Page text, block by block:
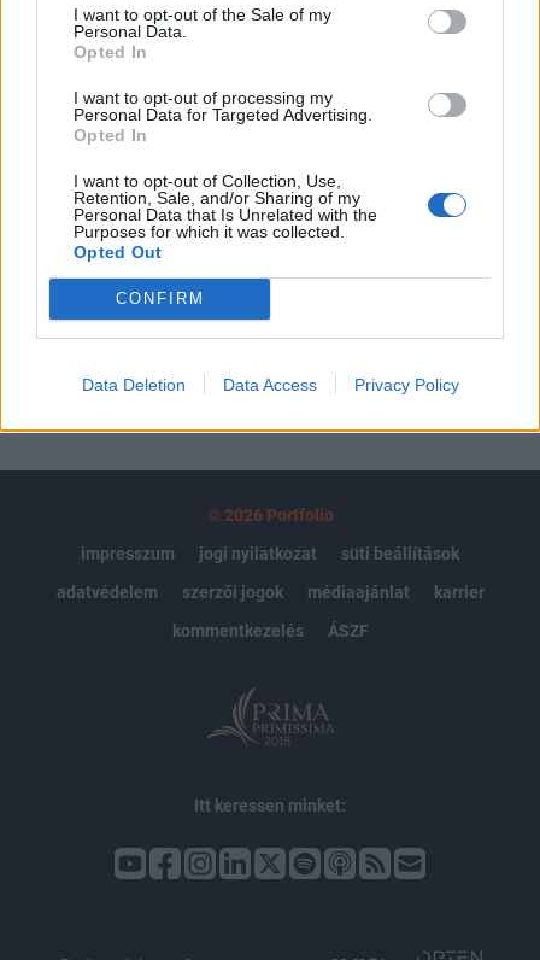
I want to opt-out of the Sale of my
Personal Data.
Opted In
I want to opt-out of processing my
Personal Data for Targeted Advertising.
Opted In
I want to opt-out of Collection, Use,
Retention, Sale, and/or Sharing of my
Personal Data that Is Unrelated with the
Purposes for which it was collected.
Opted Out
CONFIRM
Data Deletion Data Access Privacy Policy
tartozik, melynek olvasása előfizetéses
regisztrációhoz kötött.
Az előfizetés a következőket tartalmazza:
Portfolio.hu teljes cikkarchívum
Kötéslisták: BÉT elmúlt 2 év napon belüli
kötéslistái
Előfizetés
MÁR ELŐFIZETŐNK VAGY?
© 2026 Portfolio
impresszum
jogi nyilatkozat
süti beállítások
adatvédelem
szerzői jogok médiaajánlat
karrier
kommentkezelés
ÁSZF
Itt keressen minket: